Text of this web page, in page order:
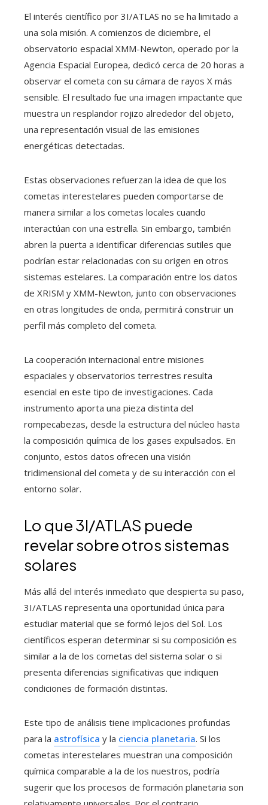
El interés científico por 3I/ATLAS no se ha limitado a
una sola misión. A comienzos de diciembre, el
observatorio espacial XMM-Newton, operado por la
Agencia Espacial Europea, dedicó cerca de 20 horas a
observar el cometa con su cámara de rayos X más
sensible. El resultado fue una imagen impactante que
muestra un resplandor rojizo alrededor del objeto,
una representación visual de las emisiones
energéticas detectadas.
Estas observaciones refuerzan la idea de que los
cometas interestelares pueden comportarse de
manera similar a los cometas locales cuando
interactúan con una estrella. Sin embargo, también
abren la puerta a identificar diferencias sutiles que
podrían estar relacionadas con su origen en otros
sistemas estelares. La comparación entre los datos
de XRISM y XMM-Newton, junto con observaciones
en otras longitudes de onda, permitirá construir un
perfil más completo del cometa.
La cooperación internacional entre misiones
espaciales y observatorios terrestres resulta
esencial en este tipo de investigaciones. Cada
instrumento aporta una pieza distinta del
rompecabezas, desde la estructura del núcleo hasta
la composición química de los gases expulsados. En
conjunto, estos datos ofrecen una visión
tridimensional del cometa y de su interacción con el
entorno solar.
Lo que 3I/ATLAS puede
revelar sobre otros sistemas
solares
Más allá del interés inmediato que despierta su paso,
3I/ATLAS representa una oportunidad única para
estudiar material que se formó lejos del Sol. Los
científicos esperan determinar si su composición es
similar a la de los cometas del sistema solar o si
presenta diferencias significativas que indiquen
condiciones de formación distintas.
Este tipo de análisis tiene implicaciones profundas
para la astrofísica y la ciencia planetaria. Si los
cometas interestelares muestran una composición
química comparable a la de los nuestros, podría
sugerir que los procesos de formación planetaria son